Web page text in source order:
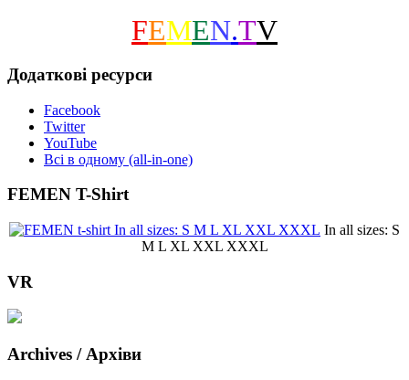
FEMEN.TV
Додаткові ресурси
Facebook
Twitter
YouTube
Всі в одному (all-in-one)
FEMEN T-Shirt
In all sizes: S
M L XL XXL XXXL
VR
Archives / Архіви